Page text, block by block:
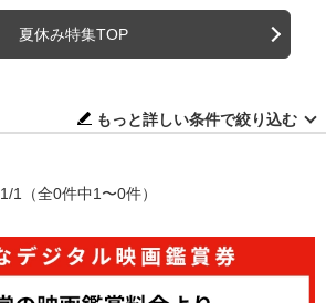
夏休み特集TOP
もっと詳しい条件で絞り込む
1/1 （全0件中1〜0件）